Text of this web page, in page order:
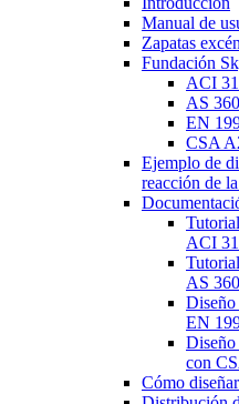
Manual de
Zapatas
Fundación
ACI
AS
EN
CSA
Ejemplo de
reacción de
ACI
AS
Diseño
EN
Diseño
con
Cómo